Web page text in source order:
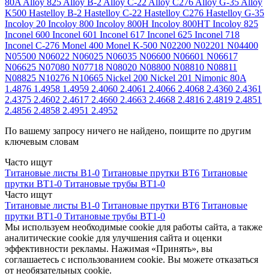
80A Alloy 825 Alloy B-2 Alloy C-22 Alloy C276 Alloy G-35 Alloy
K500 Hastelloy B-2 Hastelloy C-22 Hastelloy C276 Hastelloy G-35
Incoloy 20 Incoloy 800 Incoloy 800H Incoloy 800HT Incoloy 825
Inconel 600 Inconel 601 Inconel 617 Inconel 625 Inconel 718
Inconel C-276 Monel 400 Monel K-500 N02200 N02201 N04400
N05500 N06022 N06025 N06035 N06600 N06601 N06617
N06625 N07080 N07718 N08020 N08800 N08810 N08811
N08825 N10276 N10665 Nickel 200 Nickel 201 Nimonic 80A
1.4876 1.4958 1.4959 2.4060 2.4061 2.4066 2.4068 2.4360 2.4361
2.4375 2.4602 2.4617 2.4660 2.4663 2.4668 2.4816 2.4819 2.4851
2.4856 2.4858 2.4951 2.4952
По вашему запросу ничего не найдено, поищите по другим
ключевым словам
Часто ищут
Титановые листы В1-0 Титановые прутки ВТ6 Титановые
прутки ВТ1-0 Титановые трубы ВТ1-0
Часто ищут
Титановые листы В1-0 Титановые прутки ВТ6 Титановые
прутки ВТ1-0 Титановые трубы ВТ1-0
Мы используем необходимые cookie для работы сайта, а также
аналитические cookie для улучшения сайта и оценки
эффективности рекламы. Нажимая «Принять», вы
соглашаетесь с использованием cookie. Вы можете отказаться
от необязательных cookie.